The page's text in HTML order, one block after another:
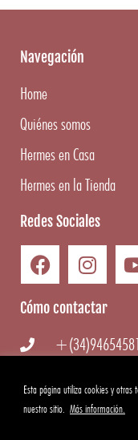
Esta página utiliza cookies y
nuestro sitio. Más información.
Navegación
Home
Quiénes somos
Hermes en Casa
Hermes en la Tienda
Redes Sociales
Cómo contactar
WhatsApp